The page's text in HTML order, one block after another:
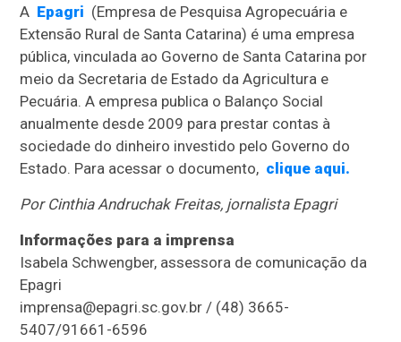
A Epagri (Empresa de Pesquisa Agropecuária e
Extensão Rural de Santa Catarina) é uma empresa
pública, vinculada ao Governo de Santa Catarina por
meio da Secretaria de Estado da Agricultura e
Pecuária. A empresa publica o Balanço Social
anualmente desde 2009 para prestar contas à
sociedade do dinheiro investido pelo Governo do
Estado. Para acessar o documento, clique aqui.
Por Cinthia Andruchak Freitas, jornalista Epagri
Informações para a imprensa
Isabela Schwengber, assessora de comunicação da
Epagri
imprensa@epagri.sc.gov.br / (48) 3665-
5407/91661-6596